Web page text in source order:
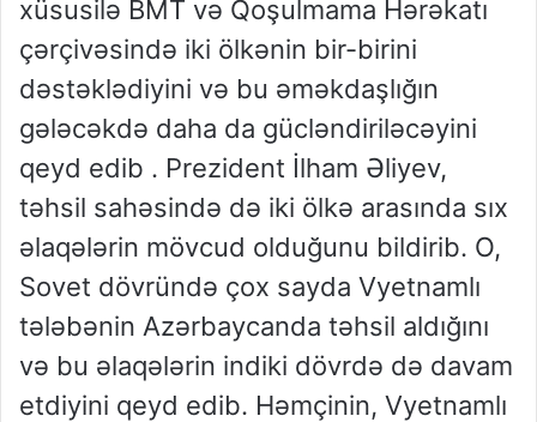
xüsusilə BMT və Qoşulmama Hərəkatı
çərçivəsində iki ölkənin bir-birini
dəstəklədiyini və bu əməkdaşlığın
gələcəkdə daha da gücləndiriləcəyini
qeyd edib . Prezident İlham Əliyev,
təhsil sahəsində də iki ölkə arasında sıx
əlaqələrin mövcud olduğunu bildirib. O,
Sovet dövründə çox sayda Vyetnamlı
tələbənin Azərbaycanda təhsil aldığını
və bu əlaqələrin indiki dövrdə də davam
etdiyini qeyd edib. Həmçinin, Vyetnamlı